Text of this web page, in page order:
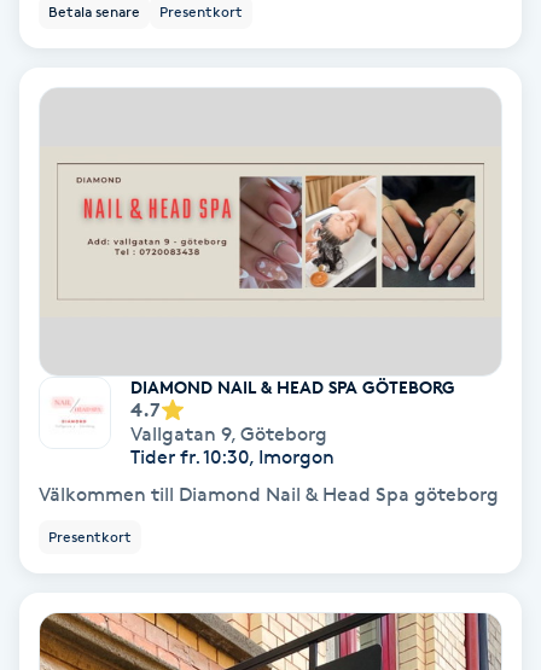
Hyaluronsyra
Hyperhidros
Hårborttagning
Hårvård
Hälsa
Idrottsmassage
Betala senare Presentkort
DIAMOND NAIL & HEAD SPA GÖTEBORG
4.7
Vallgatan 9, Göteborg
Tider fr. 10:30, Imorgon
Välkommen till Diamond Nail & Head Spa göteborg
Presentkort